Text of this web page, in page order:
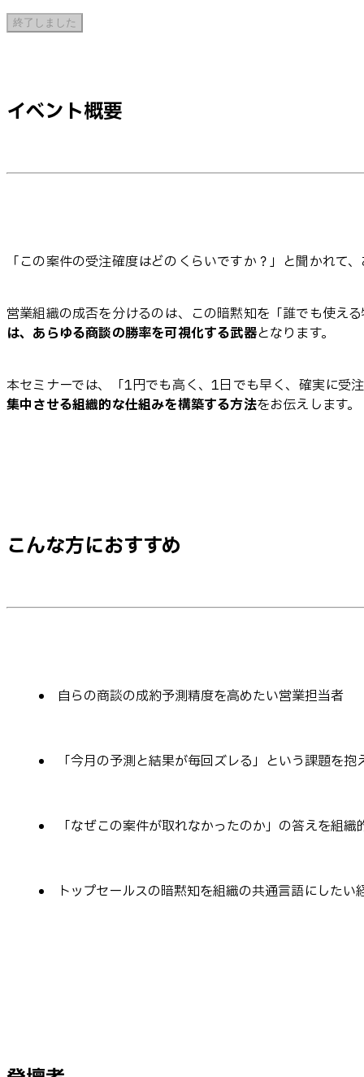
終了しました
イベント概要
「この案件の受注確度はどのくらいですか？」と聞かれて
営業組織の成否を分けるのは、この暗黙知を「誰でも使え
は、あらゆる商談の勝率を可視化する武器となります。
本セミナーでは、「1円でも高く、1日でも早く、確実に受
集中させる組織的な仕組みを構築する方法をお伝えします。
こんな方におすすめ
自らの商談の成約予測精度を高めたい営業担当者
「今月の予測と結果が毎回ズレる」という課題を
「なぜこの案件が取れなかったのか」の答えを組
トップセールスの暗黙知を組織の共通言語にしたい